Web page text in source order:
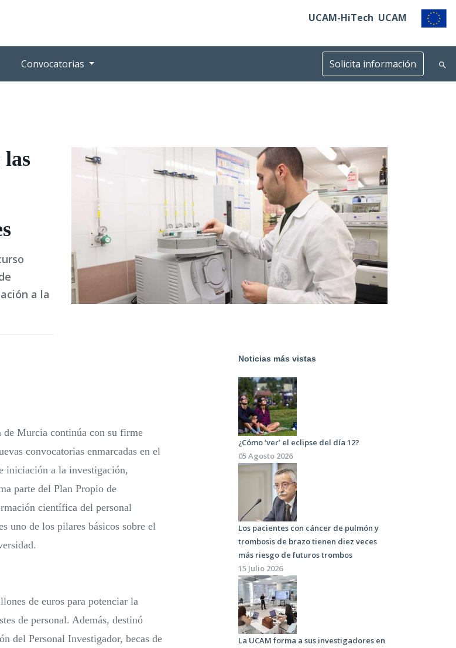
UCAM-HiTech UCAM
Convocatorias Solicita información
las
a la
Murcia continúa con su firme
convocatorias enmarcadas en el
iniciación a la investigación,
parte del Plan Propio de
científica del personal
uno de los pilares básicos sobre el
de euros para potenciar la
de personal. Además, destinó
del Personal Investigador, becas de
Noticias más vistas
¿Cómo ‘ver’ el eclipse del día 12?
05 Agosto 2026
Los pacientes con cáncer de pulmón y
trombosis de brazo tienen diez veces
más riesgo de futuros trombos
15 Julio 2026
La UCAM forma a sus investigadores en